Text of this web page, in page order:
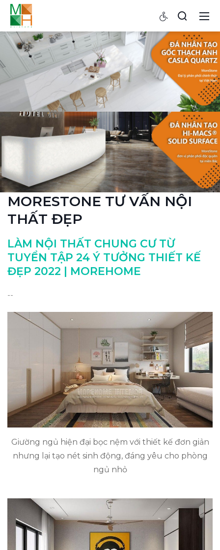
MORESTONE TƯ VẤN NỘI
THẤT ĐẸP
LÀM NỘI THẤT CHUNG CƯ TỪ
TUYỂN TẬP 24 Ý TƯỞNG THIẾT KẾ
ĐẸP 2022 | MOREHOME
--
Giường ngủ hiện đại bọc nệm với thiết kế đơn giản
nhưng lại tạo nét sinh động, đáng yêu cho phòng
ngủ nhỏ